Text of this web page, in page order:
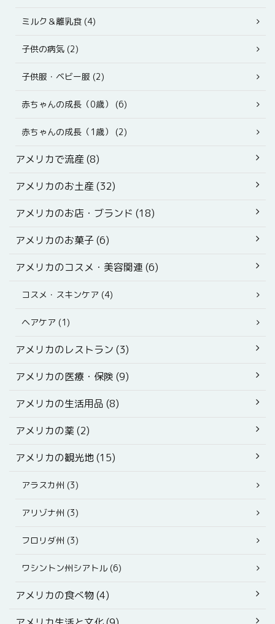
ミルク＆離乳食 (4)
子供の病気 (2)
子供服・ベビー服 (2)
赤ちゃんの成長（0歳） (6)
赤ちゃんの成長（1歳） (2)
アメリカで流産 (8)
アメリカのお土産 (32)
アメリカのお店・ブランド (18)
アメリカのお菓子 (6)
アメリカのコスメ・美容関連 (6)
コスメ・スキンケア (4)
ヘアケア (1)
アメリカのレストラン (3)
アメリカの医療・保険 (9)
アメリカの生活用品 (8)
アメリカの薬 (2)
アメリカの観光地 (15)
アラスカ州 (3)
アリゾナ州 (3)
フロリダ州 (3)
ワシントン州シアトル (6)
アメリカの食べ物 (4)